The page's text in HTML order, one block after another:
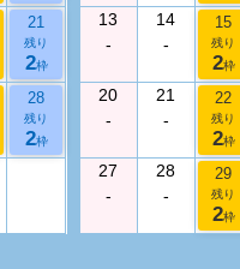
21
残り
2枠
28
残り
2枠
13
-
14
-
15
残り
2枠
20
-
21
-
22
残り
2枠
27
-
28
-
29
残り
2枠